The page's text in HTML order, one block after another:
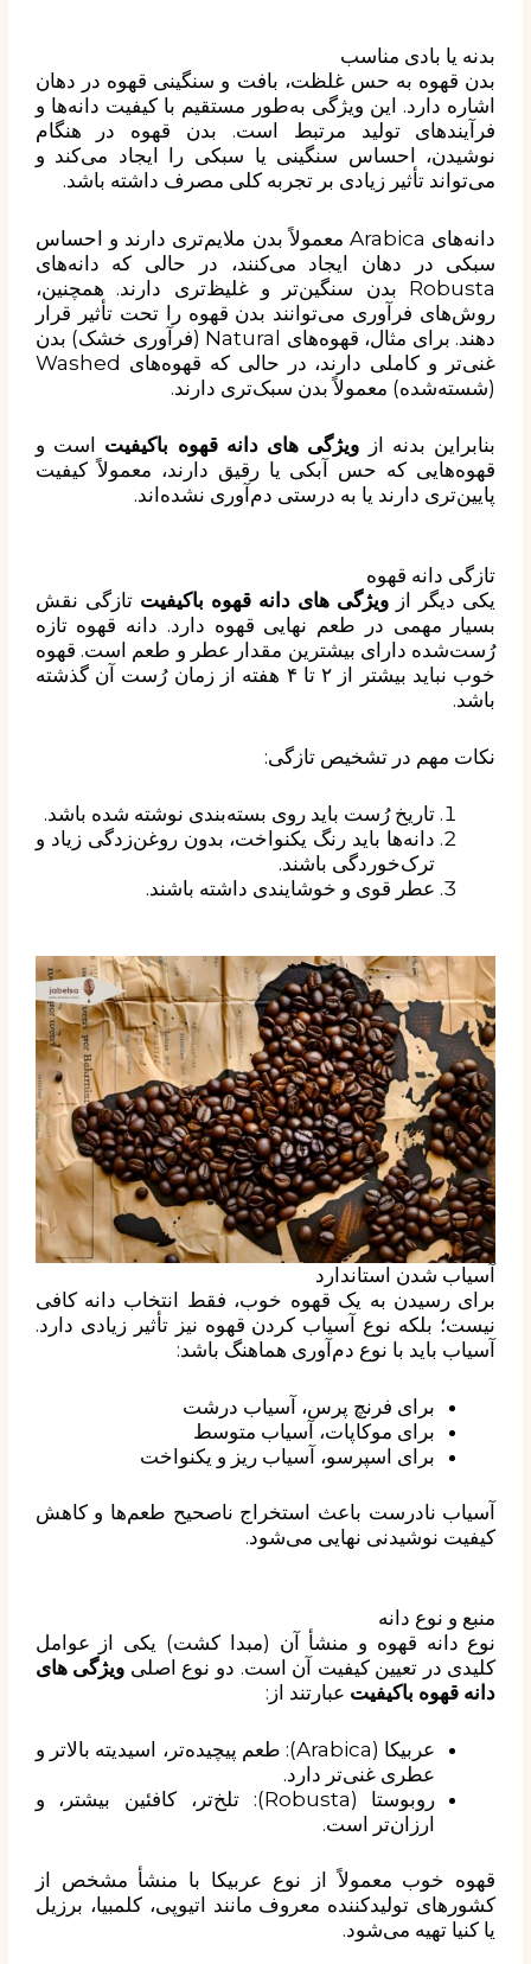
بدنه یا بادی مناسب
بدن قهوه به حس غلظت، بافت و سنگینی قهوه در دهان
اشاره دارد. این ویژگی به‌طور مستقیم با کیفیت دانه‌ها و
فرآیندهای تولید مرتبط است. بدن قهوه در هنگام
نوشیدن، احساس سنگینی یا سبکی را ایجاد می‌کند و
می‌تواند تأثیر زیادی بر تجربه کلی مصرف داشته باشد.
دانه‌های Arabica معمولاً بدن ملایم‌تری دارند و احساس
سبکی در دهان ایجاد می‌کنند، در حالی که دانه‌های
Robusta بدن سنگین‌تر و غلیظ‌تری دارند. همچنین،
روش‌های فرآوری می‌توانند بدن قهوه را تحت تأثیر قرار
دهند. برای مثال، قهوه‌های Natural (فرآوری خشک) بدن
غنی‌تر و کاملی دارند، در حالی که قهوه‌های Washed
(شسته‌شده) معمولاً بدن سبک‌تری دارند.
بنابراین بدنه از ویژگی های دانه قهوه باکیفیتاست و
قهوه‌هایی که حس آبکی یا رقیق دارند، معمولاً کیفیت
پایین‌تری دارند یا به درستی دم‌آوری نشده‌اند.
تازگی دانه قهوه
یکی دیگر از ویژگی های دانه قهوه باکیفیتتازگی نقش
بسیار مهمی در طعم نهایی قهوه دارد. دانه قهوه تازه
رُست‌شده دارای بیشترین مقدار عطر و طعم است. قهوه
خوب نباید بیشتر از ۲ تا ۴ هفته از زمان رُست آن گذشته
باشد.
نکات مهم در تشخیص تازگی:
تاریخ رُست باید روی بسته‌بندی نوشته شده باشد.
دانه‌ها باید رنگ یکنواخت، بدون روغن‌زدگی زیاد و
ترک‌خوردگی باشند.
عطر قوی و خوشایندی داشته باشند.
آسیاب شدن استاندارد
برای رسیدن به یک قهوه خوب، فقط انتخاب دانه کافی
نیست؛ بلکه نوع آسیاب کردن قهوه نیز تأثیر زیادی دارد.
آسیاب باید با نوع دم‌آوری هماهنگ باشد:
برای فرنچ پرس، آسیاب درشت
برای موکاپات، آسیاب متوسط
برای اسپرسو، آسیاب ریز و یکنواخت
آسیاب نادرست باعث استخراج ناصحیح طعم‌ها و کاهش
کیفیت نوشیدنی نهایی می‌شود.
منبع و نوع دانه
نوع دانه قهوه و منشأ آن (مبدا کشت) یکی از عوامل
کلیدی در تعیین کیفیت آن است. دو نوع اصلی ویژگی های
دانه قهوه باکیفیتعبارتند از:
عربیکا (Arabica): طعم پیچیده‌تر، اسیدیته بالاتر و
عطری غنی‌تر دارد.
روبوستا (Robusta): تلخ‌تر، کافئین بیشتر، و
ارزان‌تر است.
قهوه خوب معمولاً از نوع عربیکا با منشأ مشخص از
کشورهای تولیدکننده معروف مانند اتیوپی، کلمبیا، برزیل
یا کنیا تهیه می‌شود.